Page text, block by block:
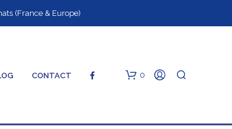
(France & Europe)
CONTACT 0